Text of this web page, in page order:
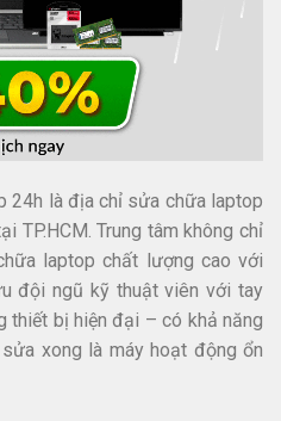
24h là địa chỉ sửa chữa laptop
TP.HCM. Trung tâm không chỉ
laptop chất lượng cao với
đội ngũ kỹ thuật viên với tay
thiết bị hiện đại – có khả năng
xong là máy hoạt động ổn